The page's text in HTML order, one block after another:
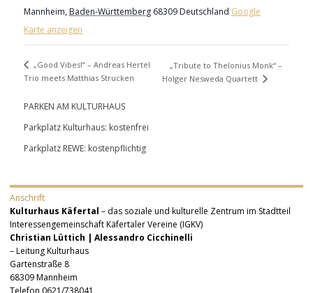
Mannheim, Baden-Württemberg 68309 Deutschland Google
Karte anzeigen
„Good Vibes!“ – Andreas Hertel
Trio meets Matthias Strucken
„Tribute to Thelonius Monk“ –
Holger Nesweda Quartett
PARKEN AM KULTURHAUS
Parkplatz Kulturhaus: kostenfrei
Parkplatz REWE: kostenpflichtig
Anschrift
Kulturhaus Käfertal – das soziale und kulturelle Zentrum im Stadtteil
Interessengemeinschaft Käfertaler Vereine (IGKV)
Christian Lüttich | Alessandro Cicchinelli
– Leitung Kulturhaus
Gartenstraße 8
68309 Mannheim
Telefon 0621/738041